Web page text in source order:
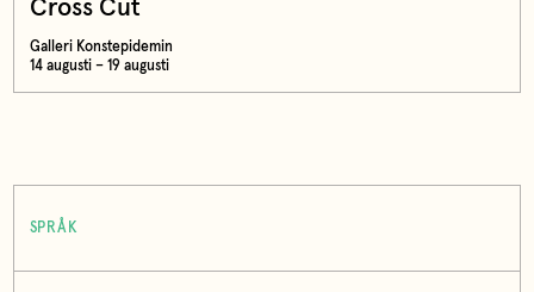
Cross Cut
Galleri Konstepidemin
14 augusti – 19 augusti
SPRÅK